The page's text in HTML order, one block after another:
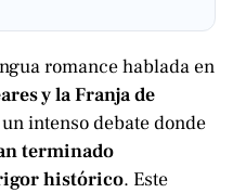
romance hablada en
y la Franja de
intenso debate donde
terminado
histórico. Este